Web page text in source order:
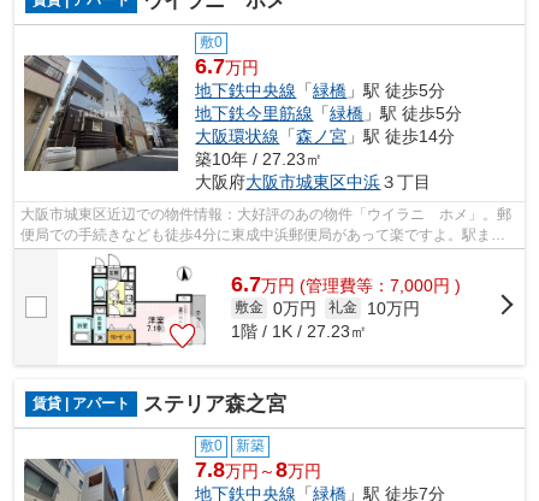
敷0
6.7万円
地下鉄中央線 「緑橋 」駅 徒歩5分
地下鉄今里筋線 「緑橋 」駅 徒歩5分
大阪環状線 「森ノ宮 」駅 徒歩14分
築10年 / 27.23㎡
大阪府大阪市城東区中浜３丁目
大阪市城東区近辺での物件情報：大好評のあの物件「ウイラニ ホメ」。郵
便局での手続きなども徒歩4分に東成中浜郵便局があって楽ですよ。駅まで5
分と、駅近でアクセスも良好な物件で...
6.7万円 (管理費等：7,000円 )
敷金 0万円 礼金
10万円
1階 / 1K / 27.23㎡
賃貸 | アパート ステリア森之宮
敷0 新築
7.8万円～8万円
地下鉄中央線 「緑橋 」駅 徒歩7分